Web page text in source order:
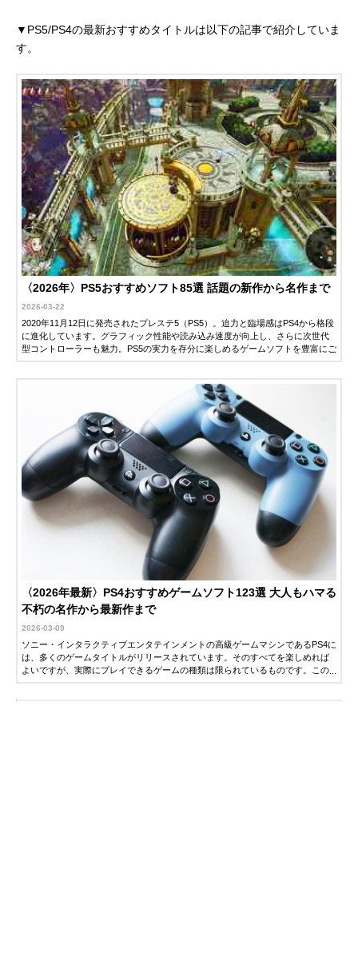
▼PS5/PS4の最新おすすめタイトルは以下の記事で紹介していま
す。
〈2026年〉PS5おすすめソフト85選 話題の新作から名作まで
2026-03-22
2020年11月12日に発売されたプレステ5（PS5）。迫力と臨場感はPS4から格段
に進化しています。グラフィック性能や読み込み速度が向上し、さらに次世代
型コントローラーも魅力。PS5の実力を存分に楽しめるゲームソフトを豊富にご
〈2026年最新〉PS4おすすめゲームソフト123選 大人もハマる
不朽の名作から最新作まで
2026-03-09
ソニー・インタラクティブエンタテインメントの高級ゲームマシンであるPS4に
は、多くのゲームタイトルがリリースされています。そのすべてを楽しめれば
よいですが、実際にプレイできるゲームの種類は限られているものです。この